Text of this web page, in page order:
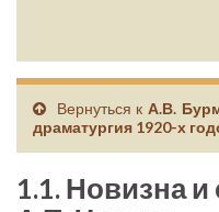
Вернуться к А.В.
драматургия 1920-х
1.1. Новизна